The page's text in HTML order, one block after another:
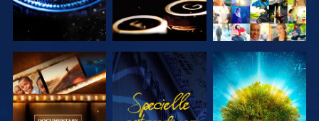
UDFORSK
SERIEN
SE
UDFORSK
SERIEN